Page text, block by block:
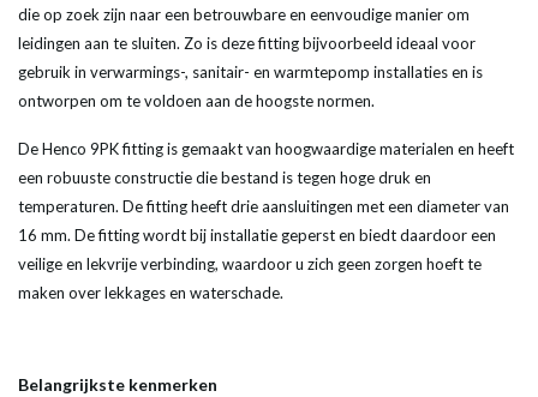
die op zoek zijn naar een betrouwbare en eenvoudige manier om
leidingen aan te sluiten. Zo is deze fitting bijvoorbeeld ideaal voor
gebruik in verwarmings-, sanitair- en warmtepomp installaties en is
ontworpen om te voldoen aan de hoogste normen.
De Henco 9PK fitting is gemaakt van hoogwaardige materialen en heeft
een robuuste constructie die bestand is tegen hoge druk en
temperaturen. De fitting heeft drie aansluitingen met een diameter van
16 mm. De fitting wordt bij installatie geperst en biedt daardoor een
veilige en lekvrije verbinding, waardoor u zich geen zorgen hoeft te
maken over lekkages en waterschade.
Belangrijkste kenmerken